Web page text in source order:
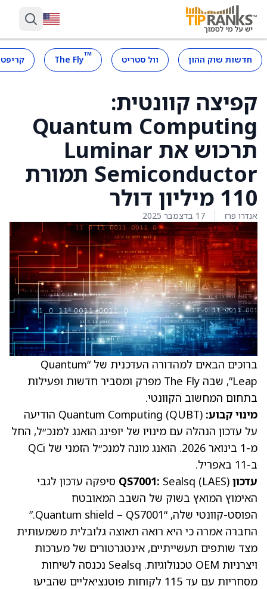
חדשות שוק ההון וול סטריט ™
The Fly
קפיצה קוונטית:
Quantum Computing
תרכוש את Luminar
Semiconductor תמורת
110 מיליון דולר
אנדרו פרז 17 בדצמבר 2025
ברוכים הבאים למהדורה העדכנית של “Quantum
Leap”, שבה The Fly מפרק ומסביר חדשות ופעילות
בתחום המחשוב הקוונטי.
מינוי קבוע:
(QUBT
) הודיעה
על עדכון הנהלה עם מינויו של יופינג הואנג למנכ״ל, החל
מ-1 בינואר 2026. הואנג מונה למנכ״ל הזמני של QCi
ב-11 באפריל.
עדכון QS7001:
Sealsq (LAES)
סיפקה עדכון לגבי
האימוץ המואץ בשוק של השבב המאובטח
הפוסט-קוונטי שלה, “Quantum shield – QS7001.”
החברה אמרה כי היא רואה תאוצה גלובלית משמעותית
מצד שותפים תעשייתיים, אינטגרטורים של מערכות
ויצרניות OEM טכנולוגיות. Sealsq נכנסה לשיחות
מסחריות עם עד 115 לקוחות פוטנציאליים שהביעו